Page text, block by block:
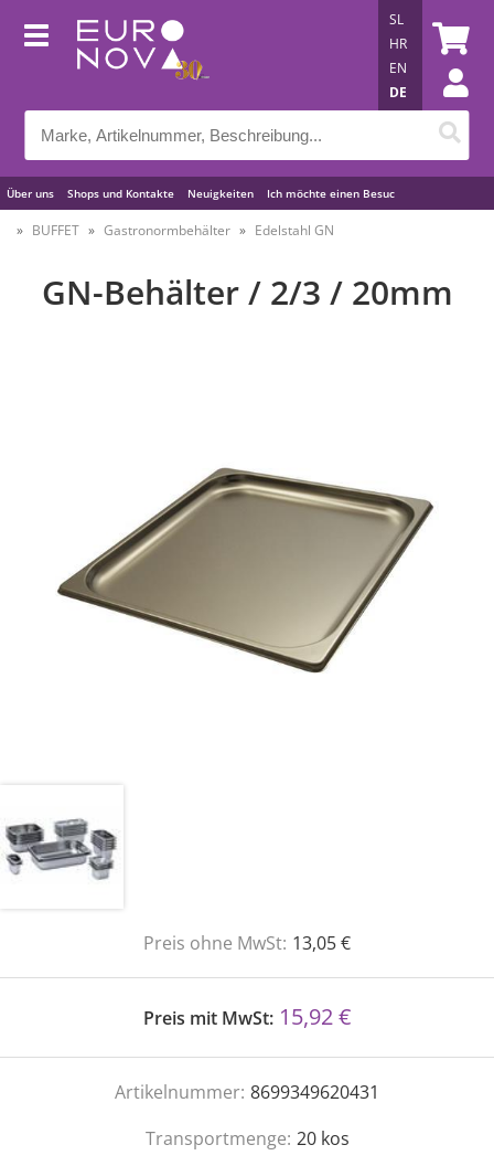
Über uns Shops und Kontakte Neuigkeiten Ich möchte einen Besuc
Nützliche Tipps
SL
HR
EN
DE
BUFFET Gastronormbehälter Edelstahl GN
GN-Behälter / 2/3 / 20mm
Preis ohne MwSt: 13,05 €
Preis mit MwSt: 15,92 €
Artikelnummer: 8699349620431
Transportmenge: 20 kos